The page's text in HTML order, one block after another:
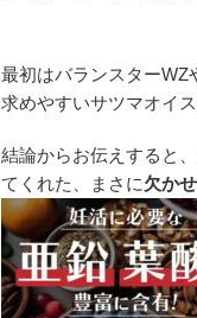
最初はバランスターWZ
求めやすいサツマオイ
結論からお伝えすると
てくれた、まさに欠か